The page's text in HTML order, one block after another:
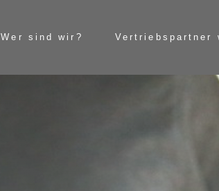
Wer sind wir? Vertriebspartner